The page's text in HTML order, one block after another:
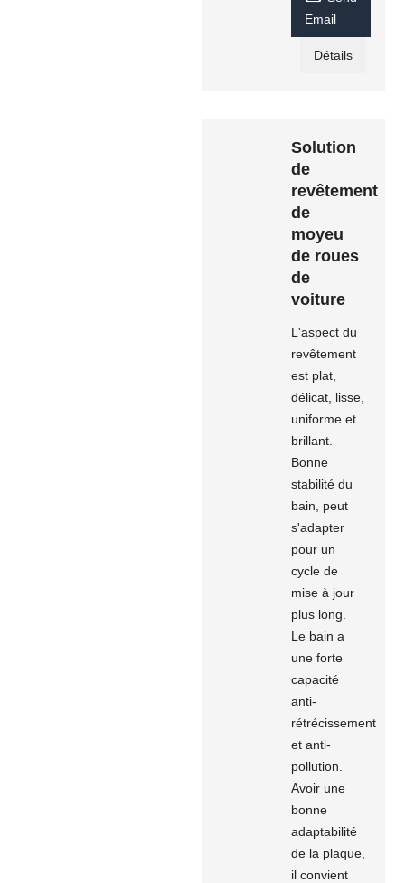
Email
Détails
Solution
de
revêtement
de
moyeu
de roues
de
voiture
L'aspect du
revêtement
est plat,
délicat, lisse,
uniforme et
brillant.
Bonne
stabilité du
bain, peut
s'adapter
pour un
cycle de
mise à jour
plus long.
Le bain a
une forte
capacité
anti-
rétrécissement
et anti-
pollution.
Avoir une
bonne
adaptabilité
de la plaque,
il convient